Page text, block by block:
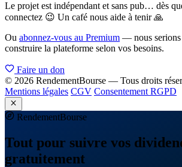
Le projet est indépendant et sans pub… dès
connectez 😉 Un café nous aide à tenir 🙏
Ou abonnez-vous au Premium — nous serions
construire la plateforme selon vos besoins.
Faire un don
© 2026 RendementBourse — Tous droits
Mentions légales CGV Consentement RGPD
RendementBourse
Tout pour suivre vos
gratuitement